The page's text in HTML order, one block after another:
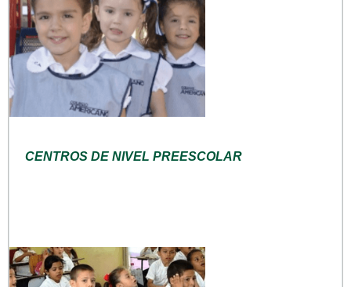
CENTROS DE NIVEL PREESCOLAR